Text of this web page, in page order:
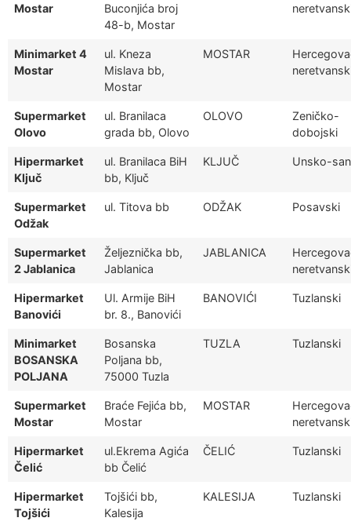
Mostar
Buconjića broj
48-b, Mostar
Minimarket 4
Mostar
ul. Kneza
Mislava bb,
Mostar
MOSTAR
Supermarket
Olovo
ul. Branilaca
grada bb, Olovo
OLOVO
Zeničko-
dobojski
Hipermarket
Ključ
ul. Branilaca BiH
bb, Ključ
KLJUČ Unsko-
Supermarket
Odžak
ul. Titova bb ODŽAK Posavski
Supermarket
2 Jablanica
Željeznička bb,
Jablanica
JABLANICA
Hipermarket
Banovići
Ul. Armije BiH
br. 8., Banovići
BANOVIĆI Tuzlanski
Minimarket
BOSANSKA
POLJANA
Bosanska
Poljana bb,
75000 Tuzla
TUZLA Tuzlanski
Supermarket
Mostar
Braće Fejića bb,
Mostar
MOSTAR
Hipermarket
Čelić
ul.Ekrema Agića
bb Čelić
ČELIĆ Tuzlanski
Hipermarket
Tojšići
Tojšići bb,
Kalesija
KALESIJA Tuzlanski